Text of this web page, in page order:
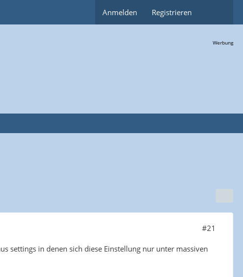
Anmelden Registrieren
Werbung
#21
settings in denen sich diese Einstellung nur unter massiven